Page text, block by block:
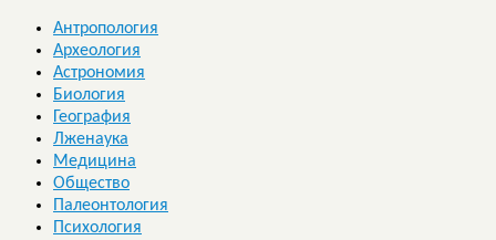
Антропология
Археология
Астрономия
Биология
География
Лженаука
Медицина
Общество
Палеонтология
Психология